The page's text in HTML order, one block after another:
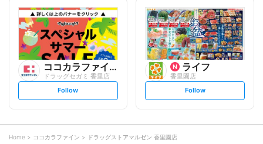
l
o
w
l
o
w
ココカラファイン
ドラッグセガミ 香里店
s
t
o
w
Follow
ライフ
香里園店
s
t
Follow
Home ココカラファイン ドラッグストアマルゼン 香里園店